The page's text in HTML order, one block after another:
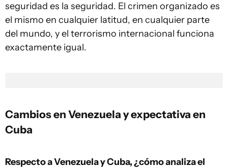
seguridad es la seguridad. El crimen organizado es
el mismo en cualquier latitud, en cualquier parte
del mundo, y el terrorismo internacional funciona
exactamente igual.
Cambios en Venezuela y expectativa en
Cuba
Respecto a Venezuela y Cuba, ¿cómo analiza el